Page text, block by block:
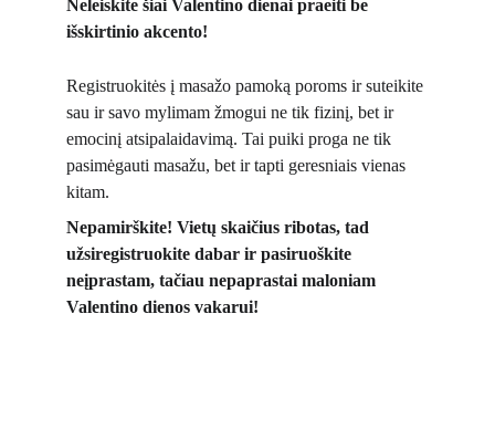
Neleiskite šiai Valentino dienai praeiti be
išskirtinio akcento!
Registruokitės į masažo pamoką poroms ir suteikite
sau ir savo mylimam žmogui ne tik fizinį, bet ir
emocinį atsipalaidavimą. Tai puiki proga ne tik
pasimėgauti masažu, bet ir tapti geresniais vienas
kitam.
Nepamirškite! Vietų skaičius ribotas, tad
užsiregistruokite dabar ir pasiruoškite
neįprastam, tačiau nepaprastai maloniam
Valentino dienos vakarui!